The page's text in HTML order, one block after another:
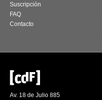
Suscripción
FAQ
Contacto
Av. 18 de Julio 885